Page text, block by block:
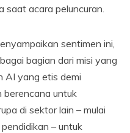
saat acara peluncuran.
sentimen ini,
bagian dari misi yang
AI yang etis demi
berencana untuk
di sektor lain – mulai
– untuk